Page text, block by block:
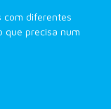
com diferentes
que precisa num